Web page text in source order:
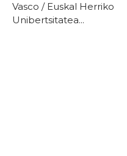
Vasco / Euskal Herriko
Unibertsitatea...